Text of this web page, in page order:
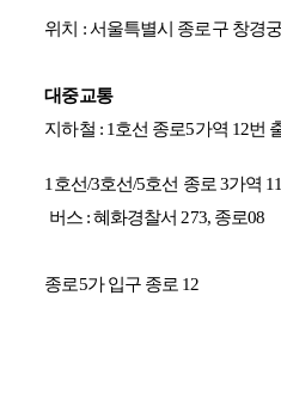
위치 :서울특별시 종로구 창경
대중교통
지하철 : 1호선 종로5가역 12번
1 호선/3호선/5호선 종로 3가역 11
버스 :혜화경찰서 273, 종로08
종로5가 입구 종로 12